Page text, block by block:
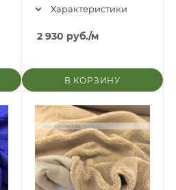
Характеристики
2 930 руб./м
В КОРЗИНУ